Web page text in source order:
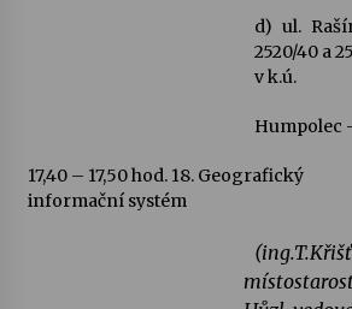
d) ul.
2520/40 a
v k.ú.
Humpolec
17,40 – 17,50 hod.18. Geografický
informační systém